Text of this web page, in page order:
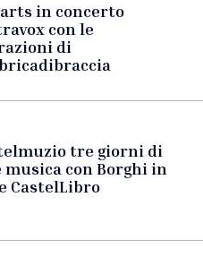
in concerto
con le
di
tre giorni di
con Borghi in
CastelLibro